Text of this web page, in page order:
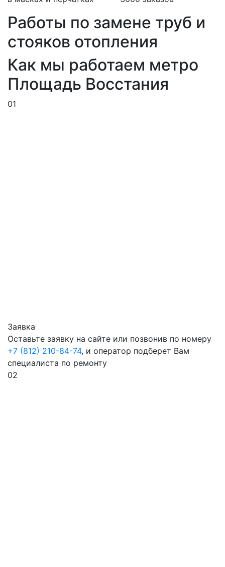
Работы по замене труб и
стояков отопления
Как мы работаем метро
Площадь Восстания
01
Заявка
Оставьте заявку на сайте или позвонив по номеру
+7 (812) 210-84-74, и оператор подберет Вам
специалиста по ремонту
02